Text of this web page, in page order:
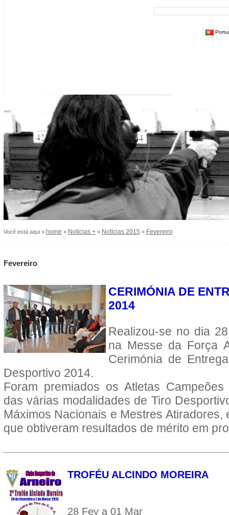
Você está aqui » home » Notícias +» Notícias 2015 » Fevereiro
Fevereiro
CERIMÓNIA DE
2014
Realizou-se no dia
na Messe da Força
Cerimónia de
Desportivo 2014.
Foram premiados os Atletas
das várias modalidades de Tiro
Máximos Nacionais e Mestres Atiradores,
que obtiveram resultados de mérito em
TROFÉU ALCINDO MOREIRA
28 Fev a 01 Mar